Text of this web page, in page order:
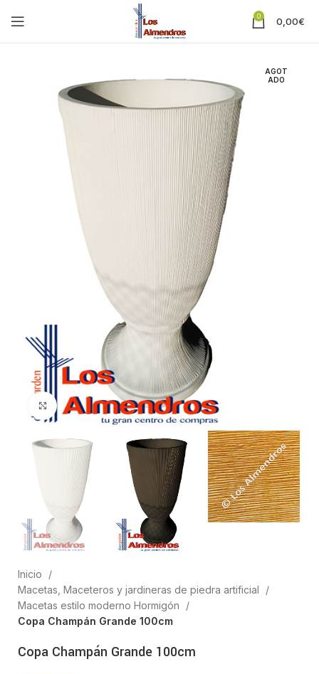
0 0,00€
AGOT
ADO
Clic para ampliar
Inicio
Macetas, Maceteros y jardineras de piedra artificial
Macetas estilo moderno Hormigón
Copa Champán Grande 100cm
Copa Champán Grande 100cm